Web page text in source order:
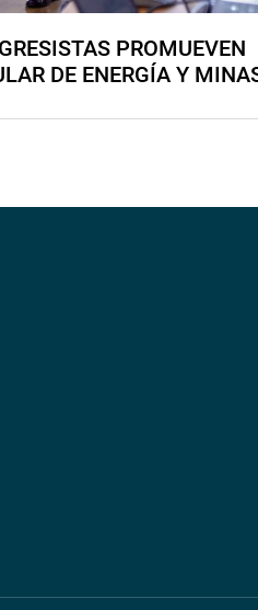
PROMUEVEN
DE ENERGÍA Y